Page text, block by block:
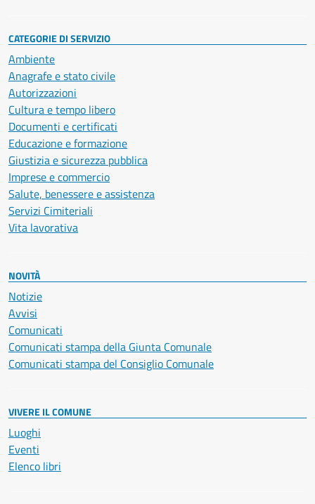
CATEGORIE DI SERVIZIO
Ambiente
Anagrafe e stato civile
Autorizzazioni
Cultura e tempo libero
Documenti e certificati
Educazione e formazione
Giustizia e sicurezza pubblica
Imprese e commercio
Salute, benessere e assistenza
Servizi Cimiteriali
Vita lavorativa
NOVITÀ
Notizie
Avvisi
Comunicati
Comunicati stampa della Giunta Comunale
Comunicati stampa del Consiglio Comunale
VIVERE IL COMUNE
Luoghi
Eventi
Elenco libri